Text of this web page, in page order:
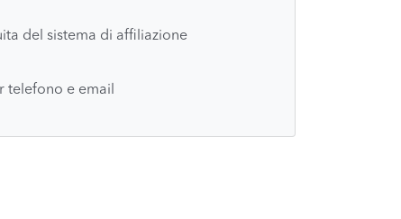
del sistema di affiliazione
telefono e email